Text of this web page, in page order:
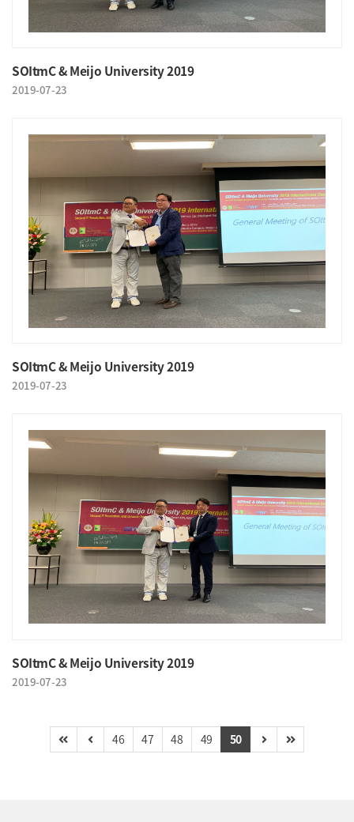
SOItmC & Meijo University 2019
2019-07-23
SOItmC & Meijo University 2019
2019-07-23
SOItmC & Meijo University 2019
2019-07-23
46 47 48 49 50